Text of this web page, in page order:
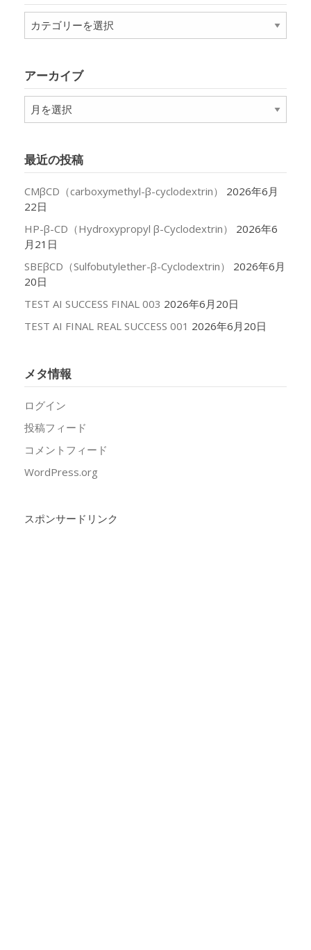
テ
ー
アーカイブ
ア
ー
ブ
最近の投稿
CMβCD（carboxymethyl-β-cyclodextrin）
2026年6月
22日
HP-β-CD（Hydroxypropyl β-Cyclodextrin）
2026年6
月21日
SBEβCD（Sulfobutylether-β-Cyclodextrin）
2026年6月
20日
TEST AI SUCCESS FINAL 003 2026年6月20日
TEST AI FINAL REAL SUCCESS 001 2026年6月20日
メタ情報
ログイン
投稿フィード
コメントフィード
WordPress.org
スポンサードリンク